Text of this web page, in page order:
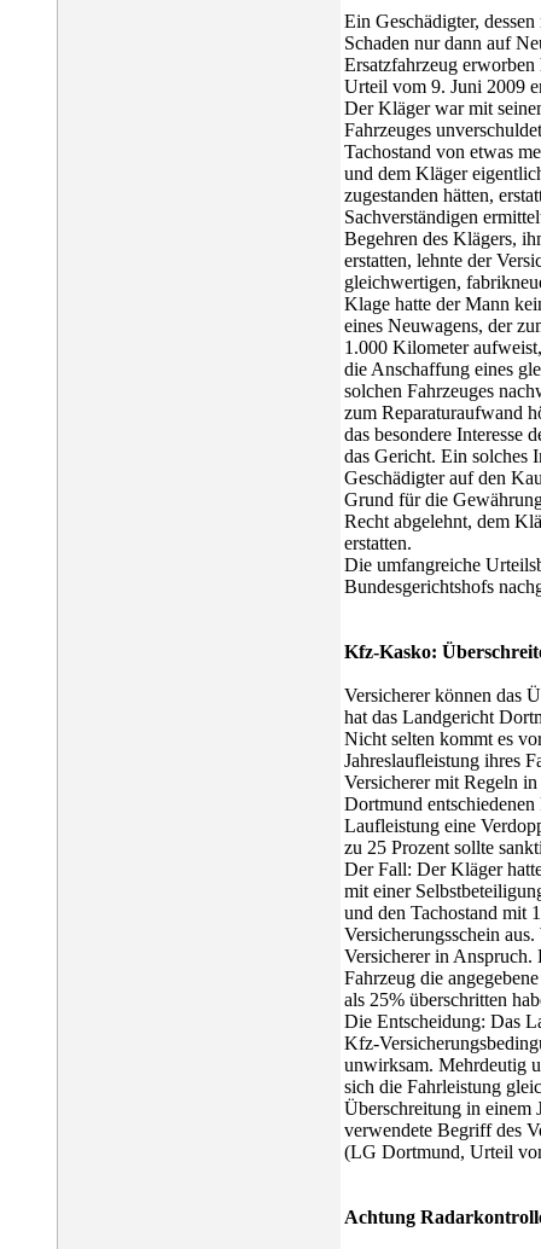
Ein Geschädigter,
Schaden nur dann auf
Ersatzfahrzeug
Urteil vom 9. Juni 2009
Der Kläger war mit
Fahrzeuges
Tachostand von etwas
und dem Kläger
zugestanden hätten,
Sachverständigen
Begehren des Klägers,
erstatten, lehnte der
gleichwertigen,
Klage hatte der Mann
eines Neuwagens, der
1.000 Kilometer
die Anschaffung eines
solchen Fahrzeuges
zum Reparaturaufwand
das besondere Interesse
das Gericht. Ein solches
Geschädigter auf den
Grund für die
Recht abgelehnt, dem
erstatten.
Die umfangreiche
Bundesgerichtshofs
Kfz-Kasko:
Versicherer können das
hat das Landgericht
Nicht selten kommt es
Jahreslaufleistung ihres
Versicherer mit Regeln
Dortmund
Laufleistung eine
zu 25 Prozent sollte
Der Fall: Der Kläger
mit einer
und den Tachostand mit
Versicherungsschein
Versicherer in Anspruch.
Fahrzeug die
als 25% überschritten
Die Entscheidung: Das
Kfz-
unwirksam. Mehrdeutig
sich die Fahrleistung
Überschreitung in einem
verwendete Begriff des
(LG Dortmund, Urteil
Achtung